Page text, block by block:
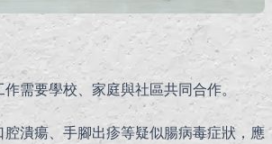
需要學校、家庭與社區共同合作。
潰瘍、手腳出疹等疑似腸病毒症狀，應